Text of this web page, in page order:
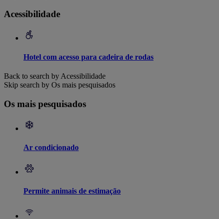
Acessibilidade
Hotel com acesso para cadeira de rodas
Back to search by Acessibilidade
Skip search by Os mais pesquisados
Os mais pesquisados
Ar condicionado
Permite animais de estimação